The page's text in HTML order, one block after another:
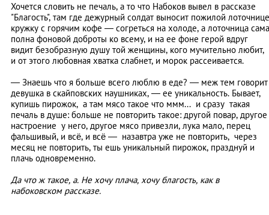
Хочется словить не печаль, а то что Набоков вывел в рассказе
"Благость", там где дежурный солдат выносит пожилой лоточнице
кружку с горячим кофе — согреться на холоде, а лоточница сама
полна фоновой доброты ко всему, и на ее фоне герой вдруг
видит безобразную душу той женщины, кого мучительно любит,
и от этого любовная хватка слабнет, и морок рассеивается.
— Знаешь что я больше всего люблю в еде? — меж тем говорит
девушка в скайповских наушниках, — ее уникальность. Бывает,
купишь пирожок, а там мясо такое что ммм... и сразу такая
печаль в душе: больше не повторить такое: другой повар, другое
настроение у него, другое мясо привезли, лука мало, перец
фальшивый, и всё, и всё — назавтра уже не повторить, через
месяц не повторить, ты ешь уникальный пирожок, празднуй и
плачь одновременно.
Да что ж такое, а. Не хочу плача, хочу благость, как в
набоковском рассказе.